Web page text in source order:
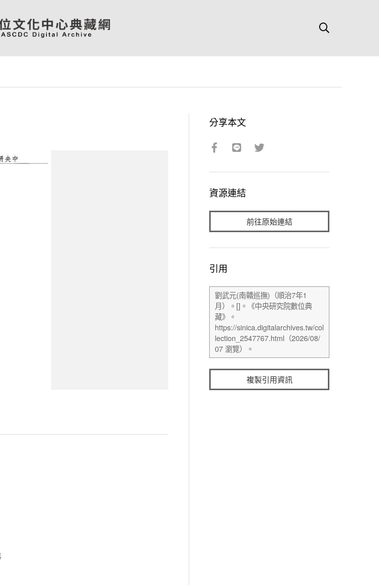
分享本文
資源連結
前往原始連結
引用
複製引用資訊